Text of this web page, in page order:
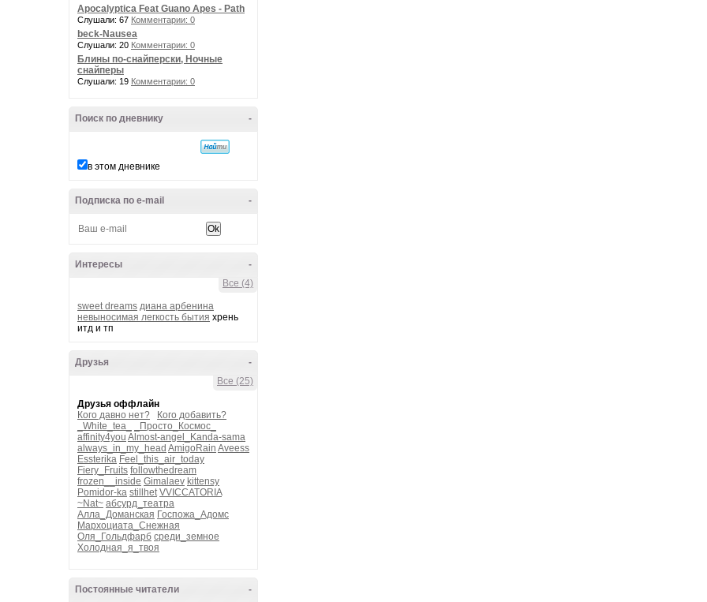
Apocalyptica Feat Guano Apes - Path
Слушали: 67 Комментарии: 0
beck-Nausea
Слушали: 20 Комментарии: 0
Блины по-снайперски, Ночные
снайперы
Слушали: 19 Комментарии: 0
-
Поиск по дневнику
в этом дневнике
-
Подписка по e-mail
-
Интересы
Все (4)
sweet dreams диана арбенина
невыносимая легкость бытия хрень
итд и тп
-
Друзья
Все (25)
Друзья оффлайн
Кого давно нет?
Кого добавить?
_White_tea_
_Просто_Космос_
affinity4you Almost-angel_Kanda-sama
always_in_my_head AmigoRain Aveess
Essterika Feel_this_air_today
Fiery_Fruits followthedream
frozen__inside Gimalaev kittensy
Pomidor-ka stillhet VVICCATORIA
~Nat~ абсурд_театра
Алла_Доманская Госпожа_Адомс
Мархоциата_Снежная
Оля_Гольдфарб среди_земное
Холодная_я_твоя
-
Постоянные читатели